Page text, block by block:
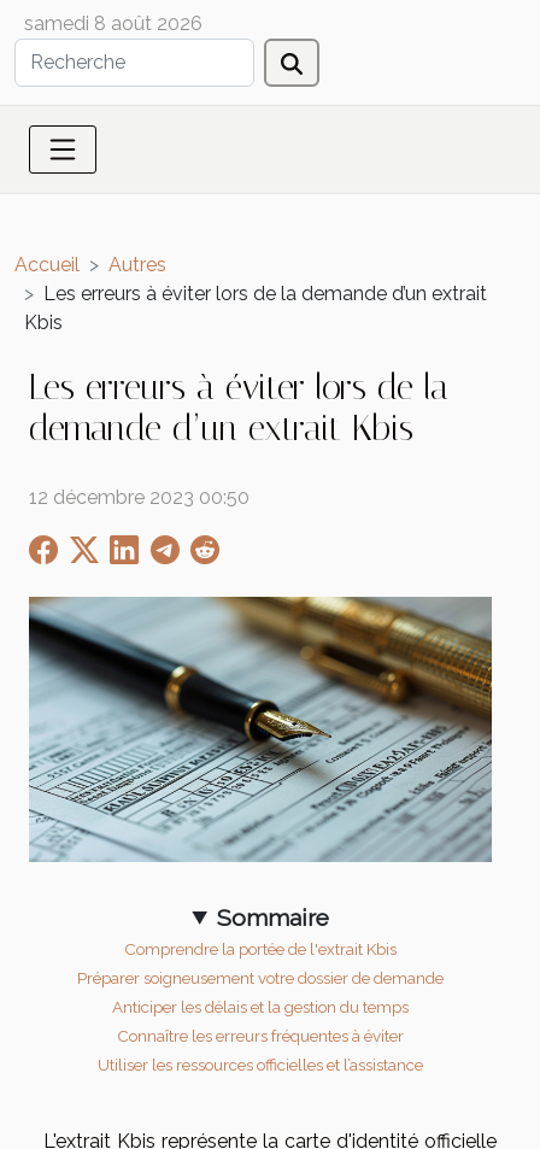
samedi 8 août 2026
Accueil
Autres
Les erreurs à éviter lors de la demande d’un extrait
Kbis
Les erreurs à éviter lors de la
demande d’un extrait Kbis
12 décembre 2023 00:50
Sommaire
Comprendre la portée de l'extrait Kbis
Préparer soigneusement votre dossier de demande
Anticiper les délais et la gestion du temps
Connaître les erreurs fréquentes à éviter
Utiliser les ressources officielles et l’assistance
L'extrait Kbis représente la carte d'identité officielle